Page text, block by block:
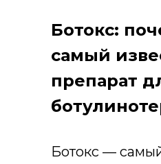
Ботокс:
самый
препарат
Ботокс —